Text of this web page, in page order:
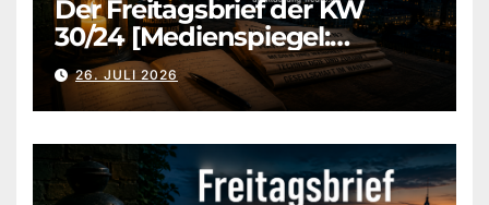
Der Freitagsbrief der KW
30/24 [Medienspiegel:
aufklaerung-heute-de]
26. JULI 2026